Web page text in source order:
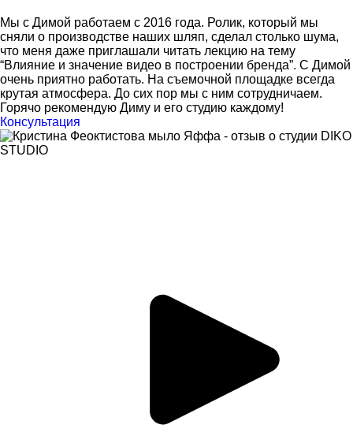
Мы с Димой работаем с 2016 года. Ролик, который мы
сняли о производстве наших шляп, сделал столько шума,
что меня даже приглашали читать лекцию на тему
“Влияние и значение видео в построении бренда”. С Димой
очень приятно работать. На съемочной площадке всегда
крутая атмосфера. До сих пор мы с ним сотрудничаем.
Горячо рекомендую Диму и его студию каждому!
Консультация